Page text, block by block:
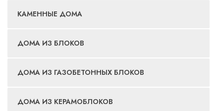
КАМЕННЫЕ ДОМА
ДОМА ИЗ БЛОКОВ
ДОМА ИЗ ГАЗОБЕТОННЫХ БЛОКОВ
ДОМА ИЗ КЕРАМОБЛОКОВ